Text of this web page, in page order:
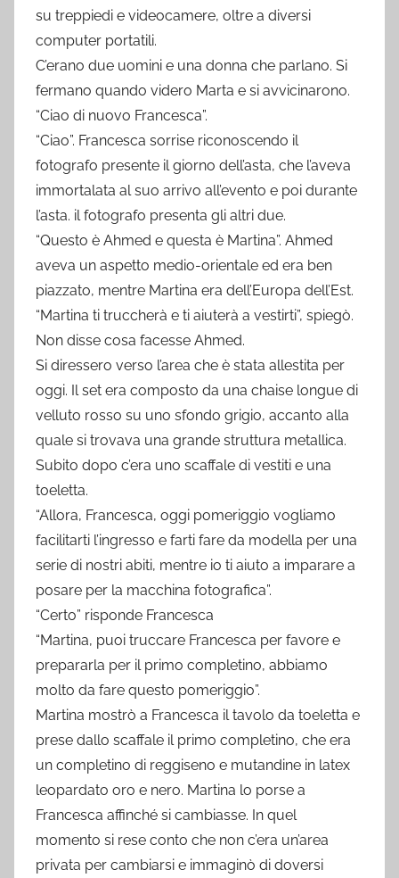
su treppiedi e videocamere, oltre a diversi
computer portatili.
C’erano due uomini e una donna che parlano. Si
fermano quando videro Marta e si avvicinarono.
“Ciao di nuovo Francesca”.
“Ciao”. Francesca sorrise riconoscendo il
fotografo presente il giorno dell’asta, che l’aveva
immortalata al suo arrivo all’evento e poi durante
l’asta. il fotografo presenta gli altri due.
“Questo è Ahmed e questa è Martina”. Ahmed
aveva un aspetto medio-orientale ed era ben
piazzato, mentre Martina era dell’Europa dell’Est.
“Martina ti truccherà e ti aiuterà a vestirti”, spiegò.
Non disse cosa facesse Ahmed.
Si diressero verso l’area che è stata allestita per
oggi. Il set era composto da una chaise longue di
velluto rosso su uno sfondo grigio, accanto alla
quale si trovava una grande struttura metallica.
Subito dopo c’era uno scaffale di vestiti e una
toeletta.
“Allora, Francesca, oggi pomeriggio vogliamo
facilitarti l’ingresso e farti fare da modella per una
serie di nostri abiti, mentre io ti aiuto a imparare a
posare per la macchina fotografica”.
“Certo” risponde Francesca
“Martina, puoi truccare Francesca per favore e
prepararla per il primo completino, abbiamo
molto da fare questo pomeriggio”.
Martina mostrò a Francesca il tavolo da toeletta e
prese dallo scaffale il primo completino, che era
un completino di reggiseno e mutandine in latex
leopardato oro e nero. Martina lo porse a
Francesca affinché si cambiasse. In quel
momento si rese conto che non c’era un’area
privata per cambiarsi e immaginò di doversi